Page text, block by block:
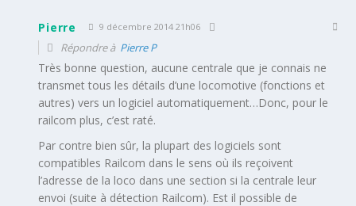
Pierre 9 décembre 2014 21h06
Répondre à Pierre P
Très bonne question, aucune centrale que je connais ne
transmet tous les détails d’une locomotive (fonctions et
autres) vers un logiciel automatiquement…Donc, pour le
railcom plus, c’est raté.
Par contre bien sûr, la plupart des logiciels sont
compatibles Railcom dans le sens où ils reçoivent
l’adresse de la loco dans une section si la centrale leur
envoi (suite à détection Railcom). Est il possible de